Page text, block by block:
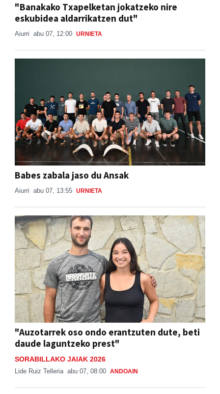
"Banakako Txapelketan jokatzeko nire
eskubidea aldarrikatzen dut"
Aiurri abu 07, 12:00 URNIETA
Babes zabala jaso du Ansak
Aiurri abu 07, 13:55 URNIETA
"Auzotarrek oso ondo erantzuten dute, beti
daude laguntzeko prest"
SORABILLAKO JAIAK 2026
Lide Ruiz Telleria abu 07, 08:00 ANDOAIN